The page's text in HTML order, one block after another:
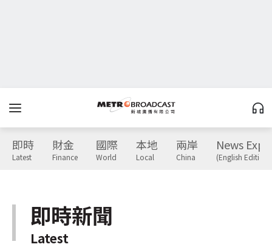
即時
Latest
財金
Finance
國際
World
本地
Local
兩岸
China
News
(English Edition)
即時新聞
Latest